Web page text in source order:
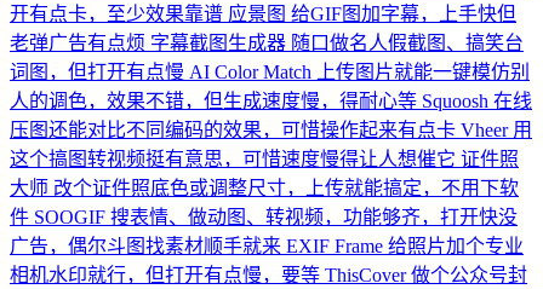
开有点卡，至少效果靠谱 应景图 给GIF图加字幕，上手快但
老弹广告有点烦 字幕截图生成器 随口做名人假截图、搞笑台
词图，但打开有点慢 AI Color Match 上传图片就能一键模仿别
人的调色，效果不错，但生成速度慢，得耐心等 Squoosh 在线
压图还能对比不同编码的效果，可惜操作起来有点卡 Vheer 用
这个搞图转视频挺有意思，可惜速度慢得让人想催它 证件照
大师 改个证件照底色或调整尺寸，上传就能搞定，不用下软
件 SOOGIF 搜表情、做动图、转视频，功能够齐，打开快没
广告，偶尔斗图找素材顺手就来 EXIF Frame 给照片加个专业
相机水印就行，但打开有点慢，要等 ThisCover 做个公众号封